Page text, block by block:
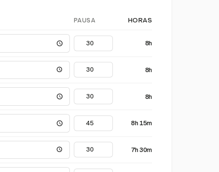
PAUSA HORAS
8h
8h
8h
8h 15m
7h 30m